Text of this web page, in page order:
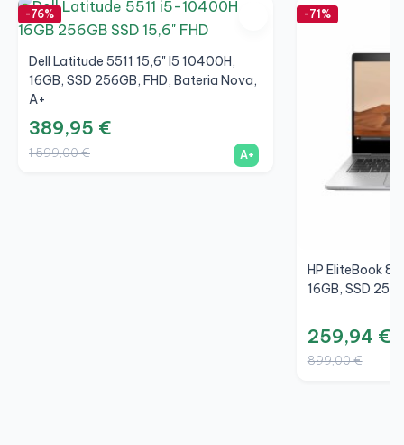
Tudo correto
a 2025-12-11
recomendável, se procuras algo para casa, para jovens
ou até para universitários que não precisem de
-76%
Dell Latitude 5511 15,6" I5 10400H,
16GB, SSD 256GB, FHD, Bateria Nova,
A+
389,95 €
1 599,00 € A+
-71%
HP EliteBook
16GB, SSD
259,94 €
899,00 €